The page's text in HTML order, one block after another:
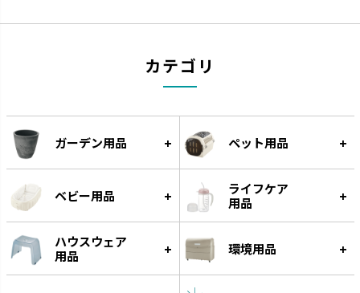
カテゴリ
ガーデン用品 ペット用品
ベビー用品
ライフケア
用品
ハウスウェア
用品
環境用品